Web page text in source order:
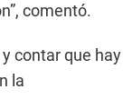
comentó.
contar que hay
la